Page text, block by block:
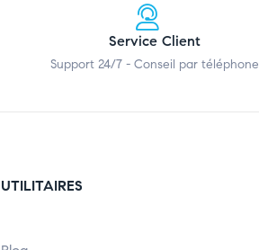
Service Client
Support 24/7 - Conseil par téléphone
UTILITAIRES